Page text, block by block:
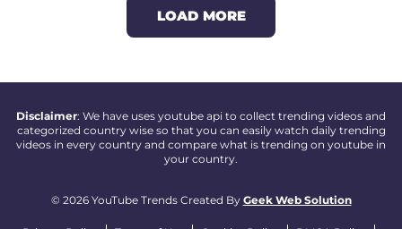
LOAD MORE
Disclaimer: We have uses youtube api to collect trending videos and
categorized country wise so that you can easily watch daily trending
videos in every country and compare what is trending on youtube in
your country.
© 2026 YouTube Trends Created By Geek Web Solution